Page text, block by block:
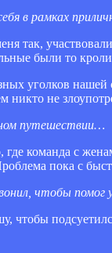
в рамках
так,
были то
уголков
никто не
путешествии…
команда с
пока с
чтобы помог
чтобы